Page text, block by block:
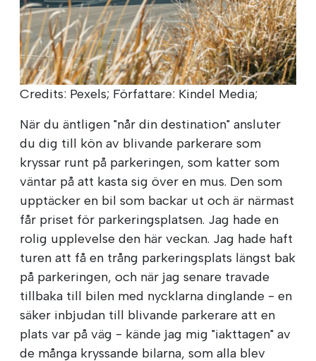
Credits: Pexels; Författare: Kindel Media;
När du äntligen "når din destination" ansluter
du dig till kön av blivande parkerare som
kryssar runt på parkeringen, som katter som
väntar på att kasta sig över en mus. Den som
upptäcker en bil som backar ut och är närmast
får priset för parkeringsplatsen. Jag hade en
rolig upplevelse den här veckan. Jag hade haft
turen att få en trång parkeringsplats längst bak
på parkeringen, och när jag senare travade
tillbaka till bilen med nycklarna dinglande - en
säker inbjudan till blivande parkerare att en
plats var på väg - kände jag mig "iakttagen" av
de många kryssande bilarna, som alla blev